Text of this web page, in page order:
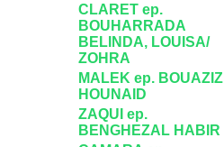
CLARET ep.
BOUHARRADA
BELINDA, LOUISA/
ZOHRA
MALEK ep. BOUAZIZ
HOUNAID
ZAQUI ep.
BENGHEZAL HABIR